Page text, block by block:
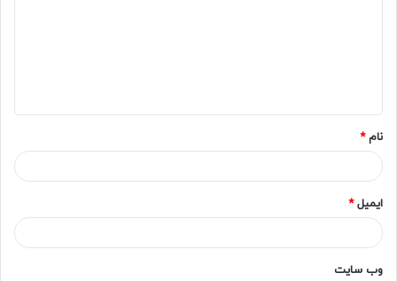
*
نام*
ایمیل*
وب‌ سایت